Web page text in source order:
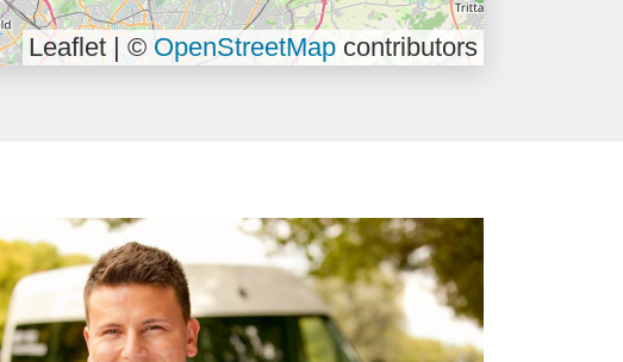
Leaflet | © OpenStreetMap contributors